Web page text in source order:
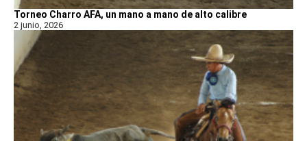
Torneo Charro AFA, un mano a mano de alto calibre
2 junio, 2026